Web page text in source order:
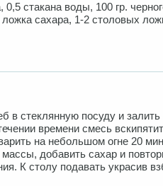
0,5 стакана воды, 100 гр.
сахара, 1-2 столовых
в стеклянную посуду и залить
времени смесь
на небольшом огне 20
добавить сахар и
К столу подавать украсив